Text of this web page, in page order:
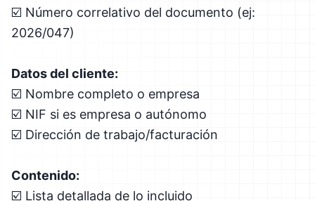
☑️ Número correlativo del documento (ej:
2026/047)
Datos del cliente:
☑️ Nombre completo o empresa
☑️ NIF si es empresa o autónomo
☑️ Dirección de trabajo/facturación
Contenido:
☑️ Lista detallada de lo incluido